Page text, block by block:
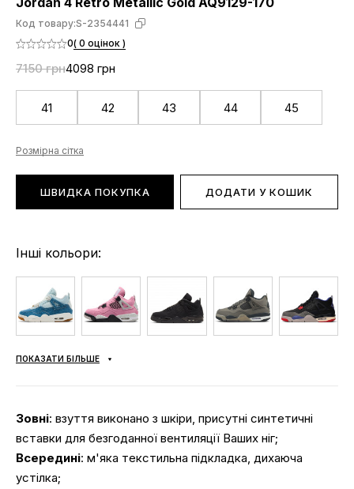
Код товару:S-2354441
0( 0 оцінок )
7150 грн4098 грн
41 42 43 44 45
Розмірна сітка
ШВИДКА ПОКУПКА ДОДАТИ У КОШИК
Інші кольори:
ПОКАЗАТИ БІЛЬШЕ
Зовні: взуття виконано з шкіри, присутні синтетичні
вставки для безгоданної вентиляції Ваших ніг;
Всередині: м'яка текстильна підкладка, дихаюча
устілка;